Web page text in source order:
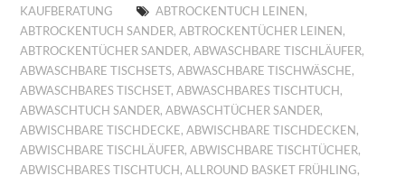
KAUFBERATUNG
ABTROCKENTUCH LEINEN ,
ABTROCKENTUCH SANDER,ABTROCKENTÜCHER LEINEN ,
ABTROCKENTÜCHER SANDER,ABWASCHBARE TISCHLÄUFER,
ABWASCHBARE TISCHSETS,ABWASCHBARE TISCHWÄSCHE,
ABWASCHBARES TISCHSET,ABWASCHBARES TISCHTUCH ,
ABWASCHTUCH SANDER,ABWASCHTÜCHER SANDER,
ABWISCHBARE TISCHDECKE,ABWISCHBARE TISCHDECKEN ,
ABWISCHBARE TISCHLÄUFER,ABWISCHBARE TISCHTÜCHER,
ABWISCHBARES TISCHTUCH ,ALLROUND BASKET FRÜHLING,